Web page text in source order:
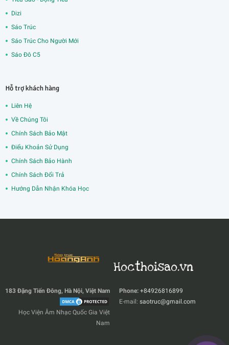
Dizi
Sáo Trúc
Sáo Trúc Cho Người Mới
Sáo Đô C5
Hỗ trợ khách hàng
Liên Hệ
Về Chúng Tôi
Chính Sách Bảo Mật
Điểu Khoản Sử Dụng
Chính Sách Bảo Hành
Chính Sách Đổi Trả
Hướng Dẫn Nhận Khóa Học
Hocthoisao.vn
Phone: +84926816899
E-mail: saotruc@gmail.com
183 Đặng Tiến Đông, Hà Nội, Việt Nam
Học Viện Âm Nhạc Quốc Gia Việt
Nam